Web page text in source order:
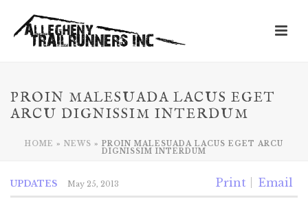
PROIN MALESUADA LACUS EGET
ARCU DIGNISSIM INTERDUM
HOME » NEWS » PROIN MALESUADA LACUS EGET ARCU
DIGNISSIM INTERDUM
Print Email
UPDATES May 25, 2013